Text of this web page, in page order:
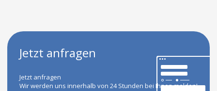
Jetzt anfragen
Jetzt anfragen
Wir werden uns innerhalb von 24 Stunden bei Ihnen melden!